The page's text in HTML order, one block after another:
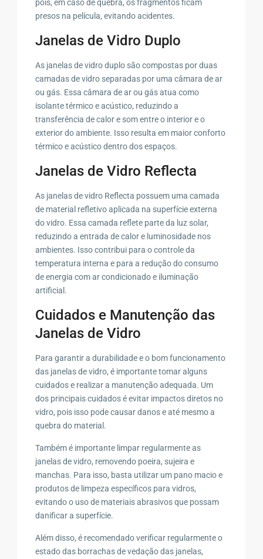
pois, em caso de quebra, os fragmentos ficam
presos na película, evitando acidentes.
Janelas de Vidro Duplo
As janelas de vidro duplo são compostas por duas
camadas de vidro separadas por uma câmara de ar
ou gás. Essa câmara de ar ou gás atua como
isolante térmico e acústico, reduzindo a
transferência de calor e som entre o interior e o
exterior do ambiente. Isso resulta em maior conforto
térmico e acústico dentro dos espaços.
Janelas de Vidro Reflecta
As janelas de vidro Reflecta possuem uma camada
de material refletivo aplicada na superfície externa
do vidro. Essa camada reflete parte da luz solar,
reduzindo a entrada de calor e luminosidade nos
ambientes. Isso contribui para o controle da
temperatura interna e para a redução do consumo
de energia com ar condicionado e iluminação
artificial.
Cuidados e Manutenção das
Janelas de Vidro
Para garantir a durabilidade e o bom funcionamento
das janelas de vidro, é importante tomar alguns
cuidados e realizar a manutenção adequada. Um
dos principais cuidados é evitar impactos diretos no
vidro, pois isso pode causar danos e até mesmo a
quebra do material.
Também é importante limpar regularmente as
janelas de vidro, removendo poeira, sujeira e
manchas. Para isso, basta utilizar um pano macio e
produtos de limpeza específicos para vidros,
evitando o uso de materiais abrasivos que possam
danificar a superfície.
Além disso, é recomendado verificar regularmente o
estado das borrachas de vedação das janelas,